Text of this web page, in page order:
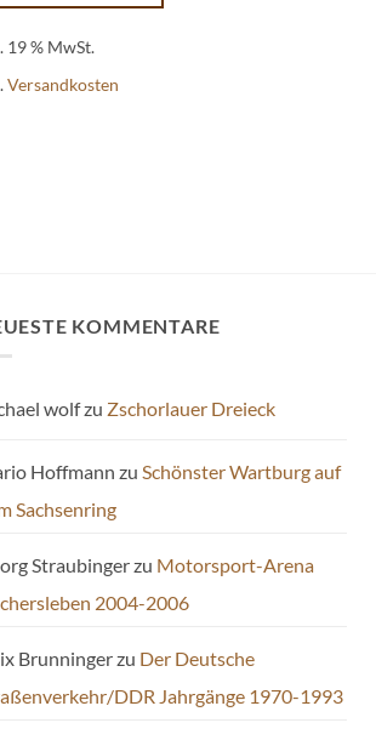
19 % MwSt.
Versandkosten
KOMMENTARE
wolfzu Zschorlauer Dreieck
Hoffmann zu Schönster Wartburg auf
Sachsenring
Straubingerzu Motorsport-Arena
2004-2006
Brunningerzu Der Deutsche
DDR Jahrgänge 1970-1993